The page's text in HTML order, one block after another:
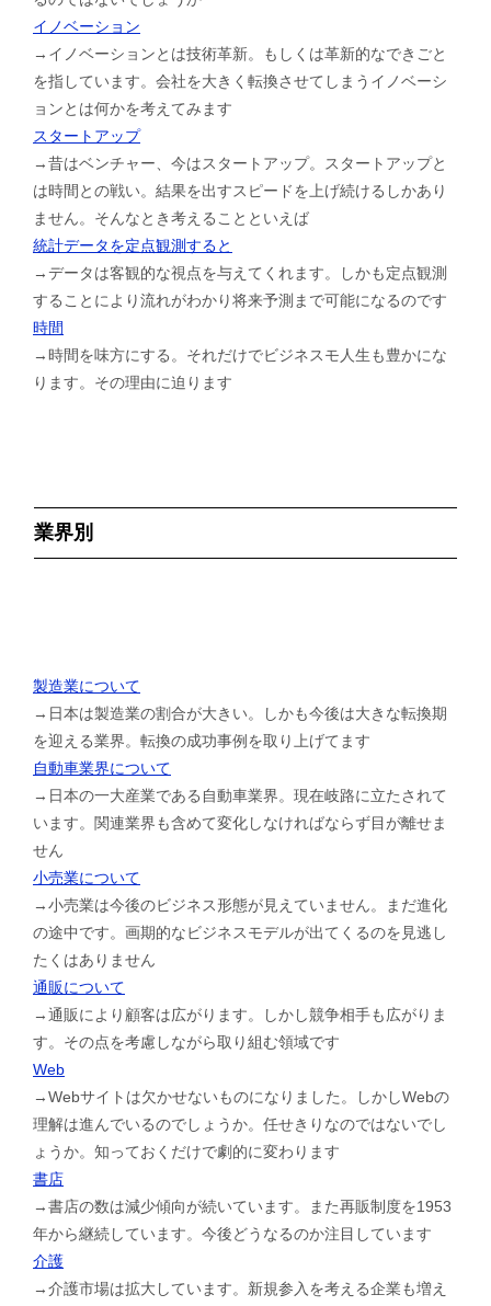
イノベーション
→イノベーションとは技術革新。もしくは革新的なできごと
を指しています。会社を大きく転換させてしまうイノベーシ
ョンとは何かを考えてみます
スタートアップ
→昔はベンチャー、今はスタートアップ。スタートアップと
は時間との戦い。結果を出すスピードを上げ続けるしかあり
ません。そんなとき考えることといえば
統計データを定点観測すると
→データは客観的な視点を与えてくれます。しかも定点観測
することにより流れがわかり将来予測まで可能になるのです
時間
→時間を味方にする。それだけでビジネスモ人生も豊かにな
ります。その理由に迫ります
業界別
製造業について
→日本は製造業の割合が大きい。しかも今後は大きな転換期
を迎える業界。転換の成功事例を取り上げてます
自動車業界について
→日本の一大産業である自動車業界。現在岐路に立たされて
います。関連業界も含めて変化しなければならず目が離せま
せん
小売業について
→小売業は今後のビジネス形態が見えていません。まだ進化
の途中です。画期的なビジネスモデルが出てくるのを見逃し
たくはありません
通販について
→通販により顧客は広がります。しかし競争相手も広がりま
す。その点を考慮しながら取り組む領域です
Web
→Webサイトは欠かせないものになりました。しかしWebの
理解は進んでいるのでしょうか。任せきりなのではないでし
ょうか。知っておくだけで劇的に変わります
書店
→書店の数は減少傾向が続いています。また再販制度を1953
年から継続しています。今後どうなるのか注目しています
介護
→介護市場は拡大しています。新規参入を考える企業も増え